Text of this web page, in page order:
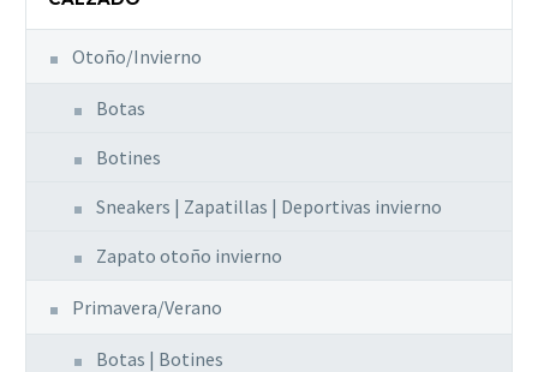
de
Otoño/Invierno
Botas
Botines
Sneakers | Zapatillas | Deportivas invierno
Zapato otoño invierno
Primavera/Verano
Botas | Botines